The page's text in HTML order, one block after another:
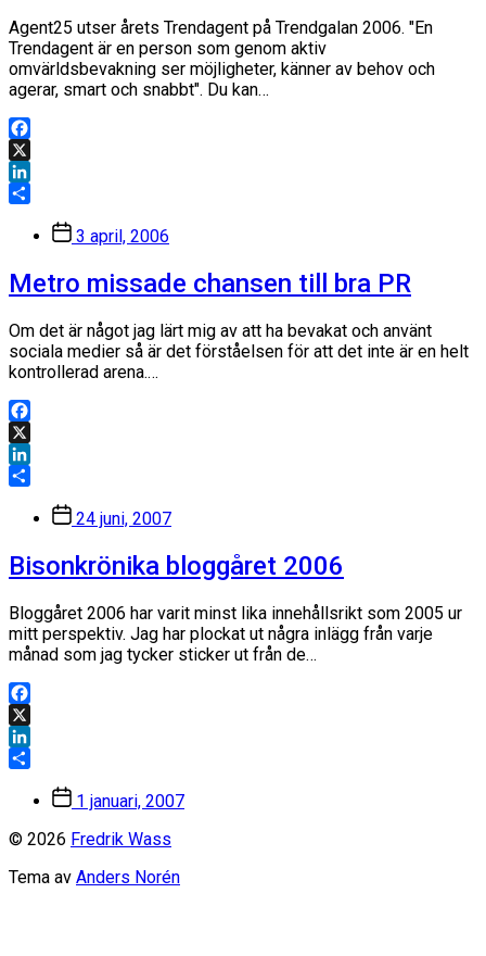
Agent25 utser årets Trendagent på Trendgalan 2006. "En
Trendagent är en person som genom aktiv
omvärldsbevakning ser möjligheter, känner av behov och
agerar, smart och snabbt". Du kan…
Facebook
X
LinkedIn
Inläggsdatum
3 april, 2006
Metro missade chansen till bra PR
Om det är något jag lärt mig av att ha bevakat och använt
sociala medier så är det förståelsen för att det inte är en helt
kontrollerad arena.…
Facebook
X
LinkedIn
Inläggsdatum
24 juni, 2007
Bisonkrönika bloggåret 2006
Bloggåret 2006 har varit minst lika innehållsrikt som 2005 ur
mitt perspektiv. Jag har plockat ut några inlägg från varje
månad som jag tycker sticker ut från de…
Facebook
X
LinkedIn
Inläggsdatum
1 januari, 2007
© 2026 Fredrik Wass
Tema av Anders Norén